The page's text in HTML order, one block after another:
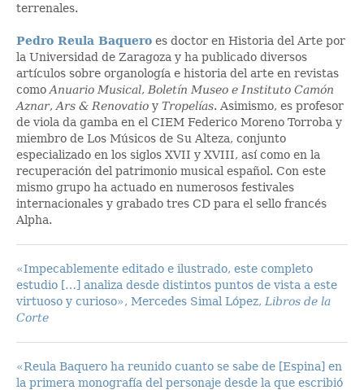
terrenales.
Pedro Reula Baquero es doctor en Historia del Arte por
la Universidad de Zaragoza y ha publicado diversos
artículos sobre organología e historia del arte en revistas
como Anuario Musical, Boletín Museo e Instituto Camón
Aznar, Ars & Renovatio y Tropelías. Asimismo, es profesor
de viola da gamba en el CIEM Federico Moreno Torroba y
miembro de Los Músicos de Su Alteza, conjunto
especializado en los siglos XVII y XVIII, así como en la
recuperación del patrimonio musical español. Con este
mismo grupo ha actuado en numerosos festivales
internacionales y grabado tres CD para el sello francés
Alpha.
«Impecablemente editado e ilustrado, este completo
estudio […] analiza desde distintos puntos de vista a este
virtuoso y curioso», Mercedes Simal López, Libros de la
Corte
«Reula Baquero ha reunido cuanto se sabe de [Espina] en
la primera monografía del personaje desde la que escribió